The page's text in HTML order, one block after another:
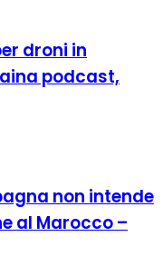
droni in
podcast,
non intende
al Marocco –